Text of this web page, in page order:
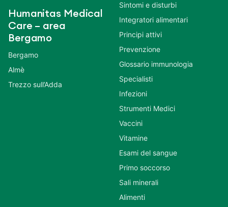
Humanitas Medical
Care – area
Bergamo
Bergamo
Almè
Trezzo sull’Adda
Sintomi e disturbi
Integratori alimentari
Principi attivi
Prevenzione
Glossario immunologia
Specialisti
Infezioni
Strumenti Medici
Vaccini
Vitamine
Esami del sangue
Primo soccorso
Sali minerali
Alimenti